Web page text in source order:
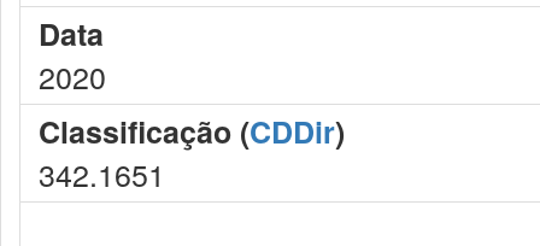
Data
2020
Classificação (CDDir)
342.1651